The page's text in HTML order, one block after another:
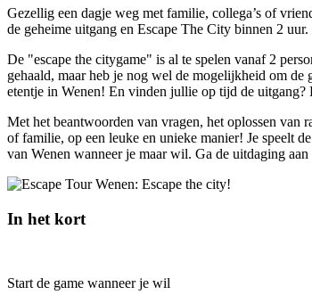
Gezellig een dagje weg met familie, collega’s of
de geheime uitgang en Escape The City binnen 2 uur.
De "escape the citygame" is al te spelen vanaf 2
gehaald, maar heb je nog wel de mogelijkheid om
etentje in Wenen! En vinden jullie op tijd de
Met het beantwoorden van vragen, het oplossen van
of familie, op een leuke en unieke manier! Je speelt
van Wenen wanneer je maar wil. Ga de uitdaging
In het kort
Start de game wanneer je wil